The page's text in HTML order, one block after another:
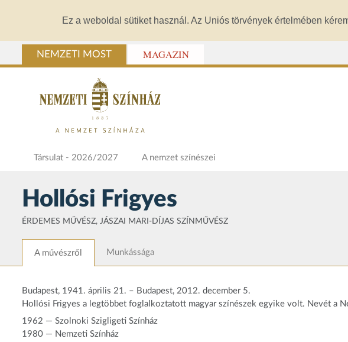
Ez a weboldal sütiket használ. Az Uniós törvények értelmében
NEMZETI MOST MAGAZIN
Társulat - 2026/2027 A nemzet színészei
Hollósi Frigyes
ÉRDEMES MŰVÉSZ, JÁSZAI MARI-DÍJAS SZÍNMŰVÉSZ
A művészről Munkássága
Budapest, 1941. április 21. – Budapest, 2012. december 5.
Hollósi Frigyes a legtöbbet foglalkoztatott magyar színészek egyike volt. Nevét a
1962 — Szolnoki Szigligeti Színház
1980 — Nemzeti Színház